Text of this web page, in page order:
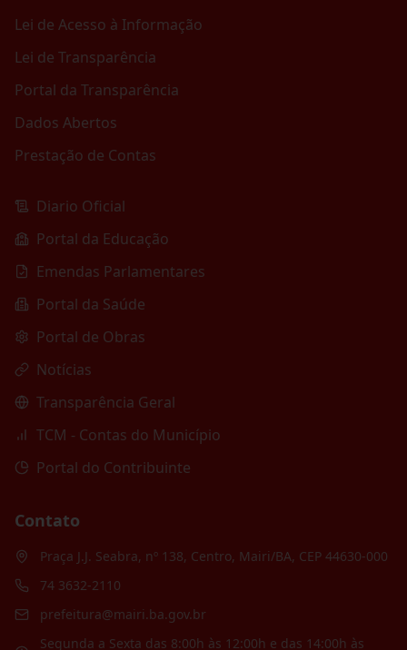
Lei de Acesso à Informação
Lei de Transparência
Portal da Transparência
Dados Abertos
Prestação de Contas
Diario Oficial
Portal da Educação
Emendas Parlamentares
Portal da Saúde
Portal de Obras
Notícias
Transparência Geral
TCM - Contas do Município
Portal do Contribuinte
Contato
Praça J.J. Seabra, nº 138, Centro, Mairi/BA, CEP 44630-000
74 3632-2110
prefeitura@mairi.ba.gov.br
Segunda a Sexta das 8:00h às 12:00h e das 14:00h às